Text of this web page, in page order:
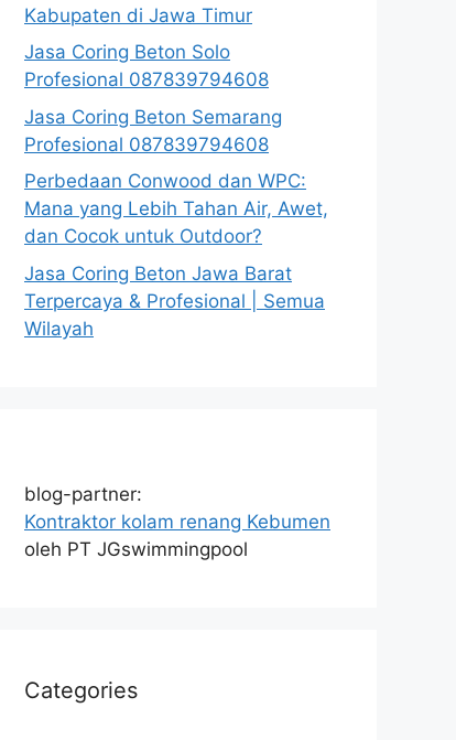
Kabupaten di Jawa Timur
Jasa Coring Beton Solo
Profesional 087839794608
Jasa Coring Beton Semarang
Profesional 087839794608
Perbedaan Conwood dan WPC:
Mana yang Lebih Tahan Air, Awet,
dan Cocok untuk Outdoor?
Jasa Coring Beton Jawa Barat
Terpercaya & Profesional | Semua
Wilayah
blog-partner:
Kontraktor kolam renang Kebumen
oleh PT JGswimmingpool
Categories